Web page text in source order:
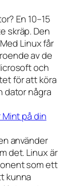
En 10–15
skräp. Den
Linux får
av de
och
för att köra
dator några
på din
använder
det. Linux är
som ett
kunna